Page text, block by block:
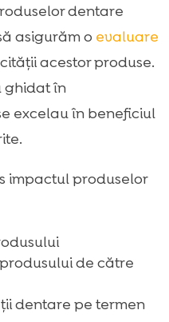
dentare
asigurăm o evaluare
acestor produse.
ghidat în
excelau în beneficiul
impactul produselor
de către
dentare pe termen